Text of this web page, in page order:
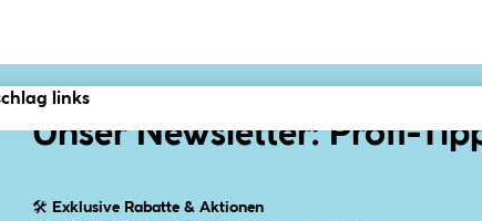
links
Unser Newsletter: Profi-
🛠 Exklusive Rabatte & Aktionen